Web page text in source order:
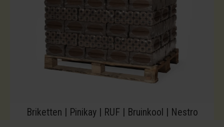
Briketten | Pinikay | RUF | Bruinkool | Nestro